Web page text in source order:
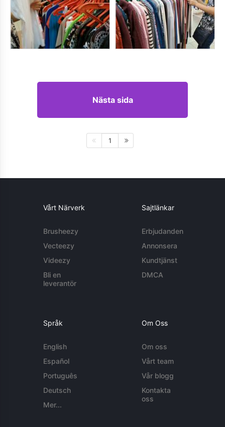
Nästa sida
1
Vårt Närverk
Brusheezy
Vecteezy
Videezy
Bli en
leverantör
Sajtlänkar
Erbjudanden
Annonsera
Kundtjänst
DMCA
Språk
English
Español
Português
Deutsch
Mer...
Om Oss
Om oss
Vårt team
Vår blogg
Kontakta
oss